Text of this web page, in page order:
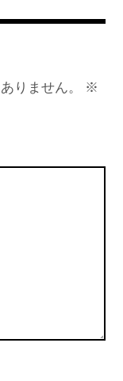
りません。
※